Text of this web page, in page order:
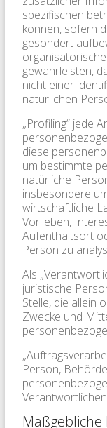
spezifischen
können, sofern
gesondert
gewährleisten,
nicht einer
natürlichen
„Profiling“ jede
diese
um bestimmte
natürliche
insbesondere
wirtschaftliche
Vorlieben,
Aufenthaltsort
Person zu
Als
juristische
Stelle, die allein
Zwecke und
Person,